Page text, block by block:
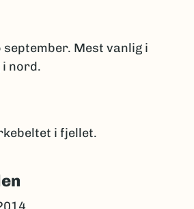
Mest vanlig i
nord.
i fjellet.